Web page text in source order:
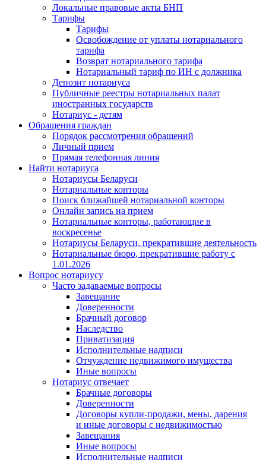
Локальные правовые акты БНП
Тарифы
Тарифы
Освобождение от уплаты нотариального
тарифа
Возврат нотариального тарифа
Нотариальный тариф по ИН с должника
Депозит нотариуса
Публичные реестры нотариальных палат
иностранных государств
Нотариус - детям
Обращения граждан
Порядок рассмотрения обращений
Личный прием
Прямая телефонная линия
Найти нотариуса
Нотариусы Беларуси
Нотариальные конторы
Поиск ближайшей нотариальной конторы
Онлайн запись на прием
Нотариальные конторы, работающие в
воскресенье
Нотариусы Беларуси, прекратившие деятельность
Нотариальные бюро, прекратившие работу с
1.01.2026
Вопрос нотариусу
Часто задаваемые вопросы
Завещание
Доверенности
Брачный договор
Наследство
Приватизация
Исполнительные надписи
Отчуждение недвижимого имущества
Иные вопросы
Нотариус отвечает
Брачные договоры
Доверенности
Договоры купли-продажи, мены, дарения
и иные договоры с недвижимостью
Завещания
Иные вопросы
Исполнительные надписи